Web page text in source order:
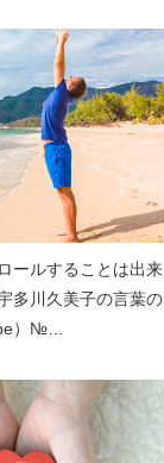
ールすることは出来
多川久美子の言葉の
）№…